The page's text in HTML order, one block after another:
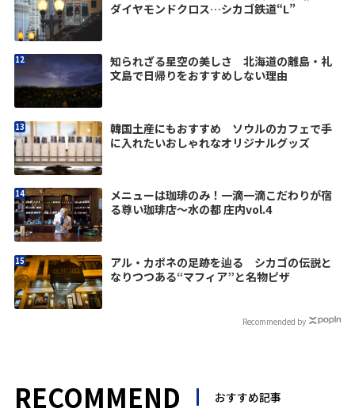
ダイヤモンドクロス…シカゴ鉄道“L”
知られざる星空の美しさ 北海道の離島・礼
文島で日帰りをおすすめしない理由
韓国土産にもおすすめ ソウルのカフェで手
に入れたいおしゃれなオリジナルグッズ
メニューは珈琲のみ！一滴一滴こだわりが宿
る尊い珈琲店～水の都 庄内vol.4
アル・カポネの足跡を辿る シカゴの伝説と
なりつつある“マフィア”と名物ピザ
Recommended by
RECOMMEND おすすめ記事